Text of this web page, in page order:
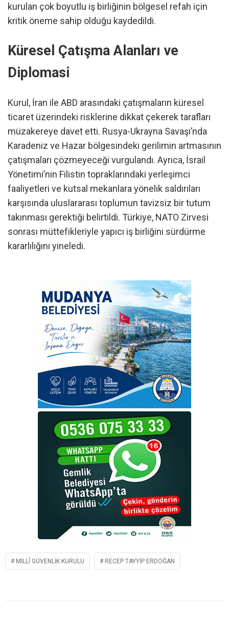
kurulan çok boyutlu iş birliğinin bölgesel refah için
kritik öneme sahip olduğu kaydedildi.
Küresel Çatışma Alanları ve
Diplomasi
Kurul, İran ile ABD arasındaki çatışmaların küresel
ticaret üzerindeki risklerine dikkat çekerek tarafları
müzakereye davet etti. Rusya-Ukrayna Savaşı’nda
Karadeniz ve Hazar bölgesindeki gerilimin artmasının
çatışmaları çözmeyeceği vurgulandı. Ayrıca, İsrail
Yönetimi’nin Filistin topraklarındaki yerleşimci
faaliyetleri ve kutsal mekanlara yönelik saldırıları
karşısında uluslararası toplumun tavizsiz bir tutum
takınması gerektiği belirtildi. Türkiye, NATO Zirvesi
sonrası müttefikleriyle yapıcı iş birliğini sürdürme
kararlılığını yineledi.
MILLÎ GÜVENLIK KURULU RECEP TAYYIP ERDOĞAN